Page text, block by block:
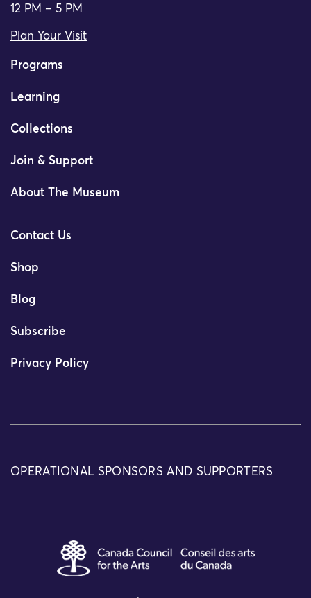
12 PM – 5 PM
Plan Your Visit
Programs
Learning
Collections
Join & Support
About The Museum
Contact Us
Shop
Blog
Subscribe
Privacy Policy
OPERATIONAL SPONSORS AND SUPPORTERS